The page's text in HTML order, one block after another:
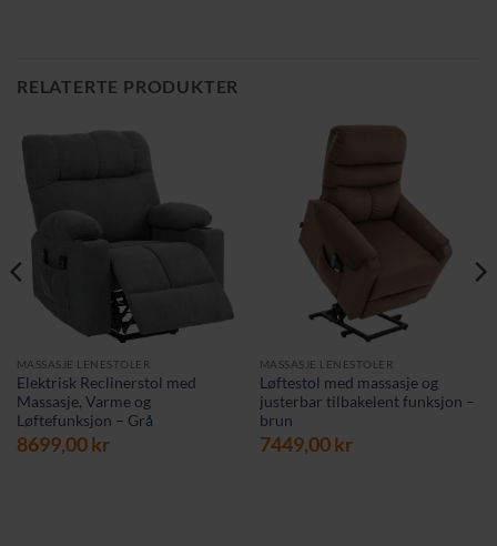
RELATERTE PRODUKTER
MASSASJE LENESTOLER
Elektrisk Reclinerstol med
Massasje, Varme og
Løftefunksjon – Grå
8699,00kr
MASSASJE LENESTOLER
Løftestol med massasje og
justerbar tilbakelent funksjon –
brun
7449,00kr